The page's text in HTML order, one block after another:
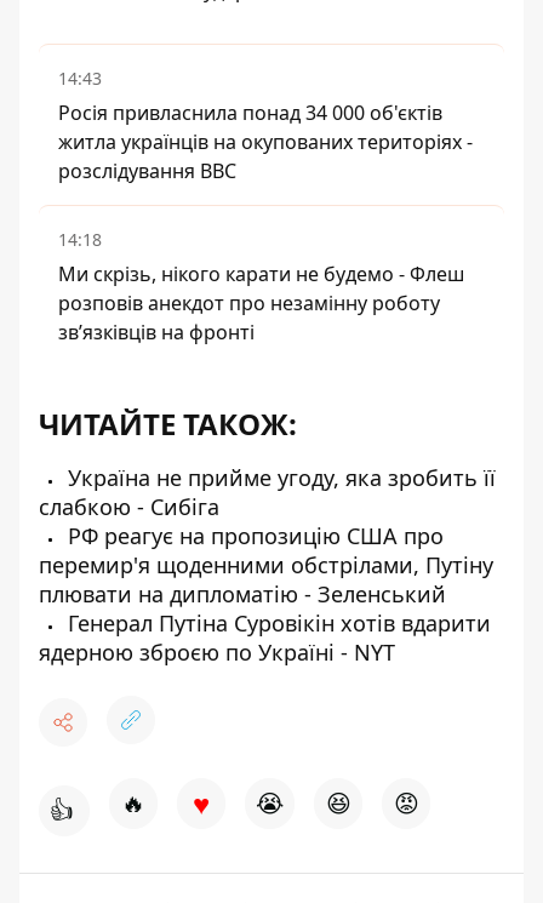
14:43
Росія привласнила понад 34 000 об'єктів
житла українців на окупованих територіях -
розслідування BBC
14:18
Ми скрізь, нікого карати не будемо - Флеш
розповів анекдот про незамінну роботу
зв’язківців на фронті
ЧИТАЙТЕ ТАКОЖ:
Україна не прийме угоду, яка зробить її
слабкою - Сибіга
РФ реагує на пропозицію США про
перемир'я щоденними обстрілами, Путіну
плювати на дипломатію - Зеленський
Генерал Путіна Суровікін хотів вдарити
ядерною зброєю по Україні - NYT
👍 🔥 ♥ 😭 😆 😡